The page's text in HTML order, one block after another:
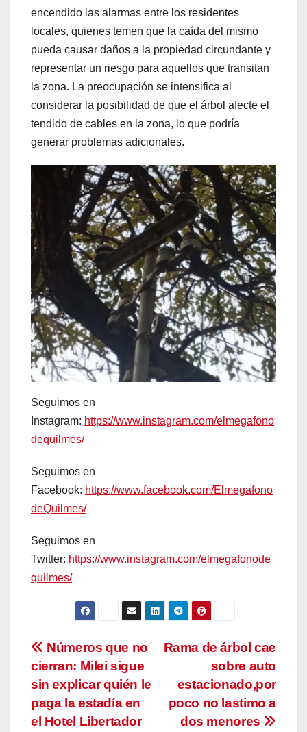
encendido las alarmas entre los residentes
locales, quienes temen que la caída del mismo
pueda causar daños a la propiedad circundante y
representar un riesgo para aquellos que transitan
la zona. La preocupación se intensifica al
considerar la posibilidad de que el árbol afecte el
tendido de cables en la zona, lo que podría
generar problemas adicionales.
Seguimos en
Instagram: https://www.instagram.com/elmegafono
dequilmes/
Seguimos en
Facebook: https://www.facebook.com/Elmegafono
deQuilmes/
Seguimos en
Twitter: https://www.instagram.com/elmegafonode
quilmes/
Navegación
de
entradas
Rama de árbol cae
sobre auto
estacionado,por
poco no lastimo a
dos menores
Números que no
cierran: Milei sigue
sin explicar quién le
paga la estadía en
el Hotel Libertador